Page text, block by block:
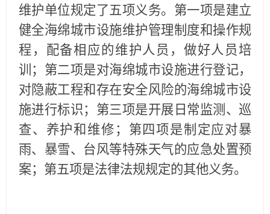
维护单位规定了五项义务。第一项是建立
健全海绵城市设施维护管理制度和操作规
程，配备相应的维护人员，做好人员培
训； 第二项是对海绵城市设施进行登记，
对隐蔽工程和存在安全风险的海绵城市设
施进行标识； 第三项是开展日常监测、巡
查、养护和维修；
第四项是制定应对暴
雨、 暴雪、 台风等特殊天气的应急处置预
案； 第五项是法律法规规定的其他义务。